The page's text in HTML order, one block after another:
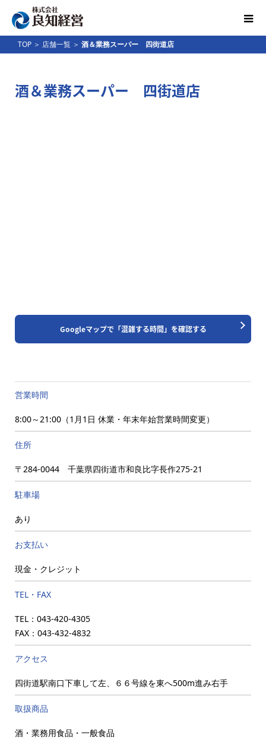
TOP ＞ 店舗一覧 ＞ 酒＆業務スーパー 四街道店
酒＆業務スーパー 四街道店
営業時間
8:00～21:00（1月1日 休業・年末年始営業時間変更）
住所
〒284-0044 千葉県四街道市和良比字長作275-21
駐車場
あり
お支払い
現金・クレジット
TEL・FAX
TEL：043-420-4305
FAX：043-432-4832
アクセス
四街道駅南口下車して左、６６号線を東へ500m進み右手
取扱商品
酒・業務用食品・一般食品
Googleマップで「混雑する時間」を確認する